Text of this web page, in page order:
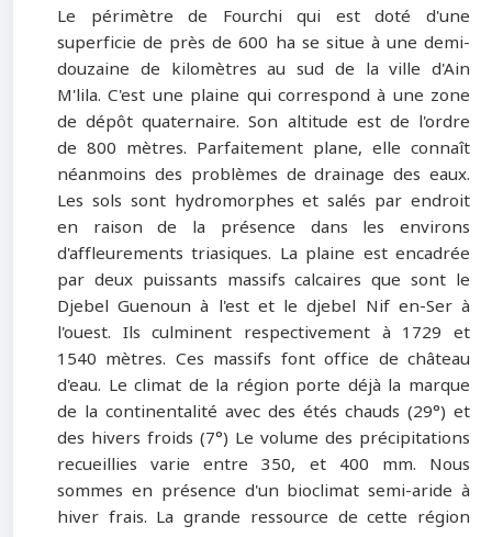
Le périmètre de Fourchi qui est doté d'une
superficie de près de 600 ha se situe à une demi-
douzaine de kilomètres au sud de la ville d'Ain
M'lila. C'est une plaine qui correspond à une zone
de dépôt quaternaire. Son altitude est de l'ordre
de 800 mètres. Parfaitement plane, elle connaît
néanmoins des problèmes de drainage des eaux.
Les sols sont hydromorphes et salés par endroit
en raison de la présence dans les environs
d'affleurements triasiques. La plaine est encadrée
par deux puissants massifs calcaires que sont le
Djebel Guenoun à l'est et le djebel Nif en-Ser à
l'ouest. Ils culminent respectivement à 1729 et
1540 mètres. Ces massifs font office de château
d'eau. Le climat de la région porte déjà la marque
de la continentalité avec des étés chauds (29°) et
des hivers froids (7°) Le volume des précipitations
recueillies varie entre 350, et 400 mm. Nous
sommes en présence d'un bioclimat semi-aride à
hiver frais. La grande ressource de cette région